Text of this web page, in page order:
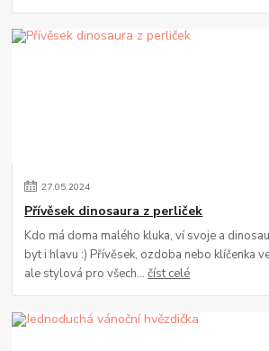
27.05.2024
Přívěsek dinosaura z perliček
Kdo má doma malého kluka, ví svoje a
byt i hlavu :) Přívěsek, ozdoba nebo klíčenka
ale stylová pro všech...číst celé